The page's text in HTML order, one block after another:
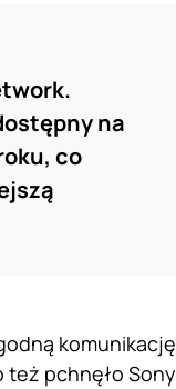
na
co
komunikację
też pchnęło Sony